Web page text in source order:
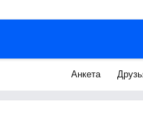
Анкета